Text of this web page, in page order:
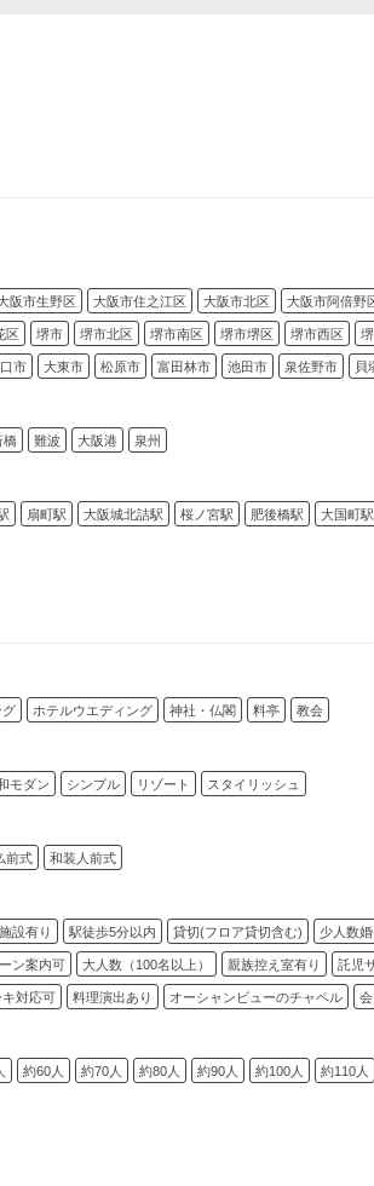
阪市生野区 大阪市住之江区 大阪市北区 大阪市阿倍野
区 堺市 堺市北区 堺市南区 堺市堺区 堺市西区
市 大東市 松原市 富田林市 池田市 泉佐野市 貝
橋 難波 大阪港 泉州
扇町駅 大阪城北詰駅 桜ノ宮駅 肥後橋駅 大国町駅
グ ホテルウエディング 神社・仏閣 料亭 教会
モダン シンプル リゾート スタイリッシュ
前式 和装人前式
設有り 駅徒歩5分以内 貸切(フロア貸切含む) 少人数
ン案内可 大人数（100名以上） 親族控え室有り 託児
対応可 料理演出あり オーシャンビューのチャペル
約60人 約70人 約80人 約90人 約100人 約110人